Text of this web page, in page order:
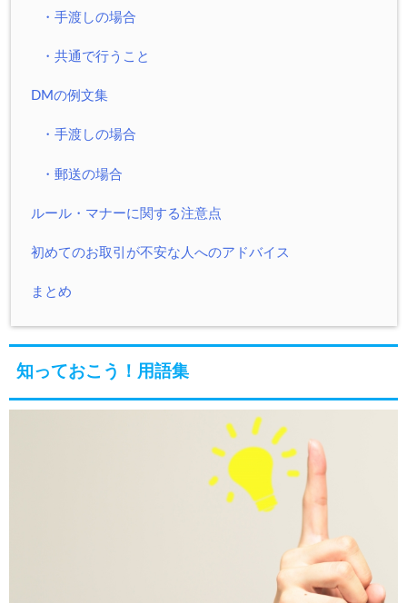
・手渡しの場合
・共通で行うこと
DMの例文集
・手渡しの場合
・郵送の場合
ルール・マナーに関する注意点
初めてのお取引が不安な人へのアドバイス
まとめ
知っておこう！用語集